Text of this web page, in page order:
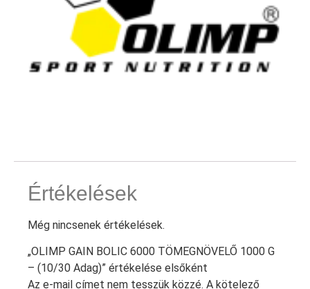
Értékelések
Még nincsenek értékelések.
„OLIMP GAIN BOLIC 6000 TÖMEGNÖVELŐ 1000 G
– (10/30 Adag)” értékelése elsőként
Az e-mail címet nem tesszük közzé. A kötelező